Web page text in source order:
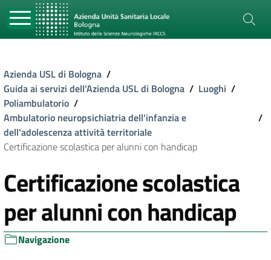
Azienda USL di Bologna /
Guida ai servizi dell'Azienda USL di Bologna / Luoghi /
Poliambulatorio /
Ambulatorio neuropsichiatria dell'infanzia e
dell'adolescenza attività territoriale
/
Certificazione scolastica per alunni con handicap
Certificazione scolastica
per alunni con handicap
Navigazione